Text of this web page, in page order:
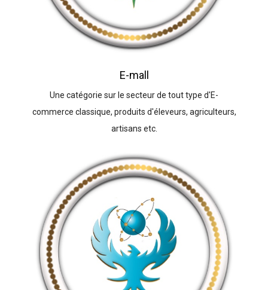
E-mall
Une catégorie sur le secteur de tout type d'E-
commerce classique, produits d'éleveurs, agriculteurs,
artisans etc.